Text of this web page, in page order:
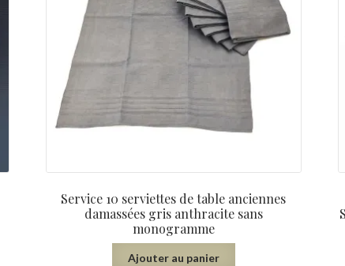
Service 10 serviettes de table anciennes
damassées gris anthracite sans
monogramme
Ajouter au panier